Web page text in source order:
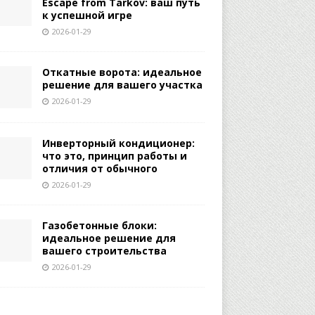
к успешной игре
2026-01-29
Откатные ворота: идеальное
решение для вашего участка
2026-01-29
Инверторный кондиционер:
что это, принцип работы и
отличия от обычного
2026-01-29
Газобетонные блоки:
идеальное решение для
вашего строительства
2026-01-29